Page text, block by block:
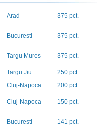
Arad 375 pct.
Bucuresti 375 pct.
Targu Mures 375 pct.
Targu Jiu
250 pct.
Cluj-Napoca 200 pct.
Cluj-Napoca 150 pct.
Bucuresti 141 pct.